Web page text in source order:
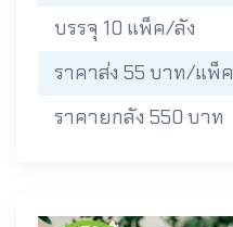
บรรจุ 10 แพ็ค/ลัง
ราคาส่ง 55 บาท/แพ็ค
ราคายกลัง 550 บาท